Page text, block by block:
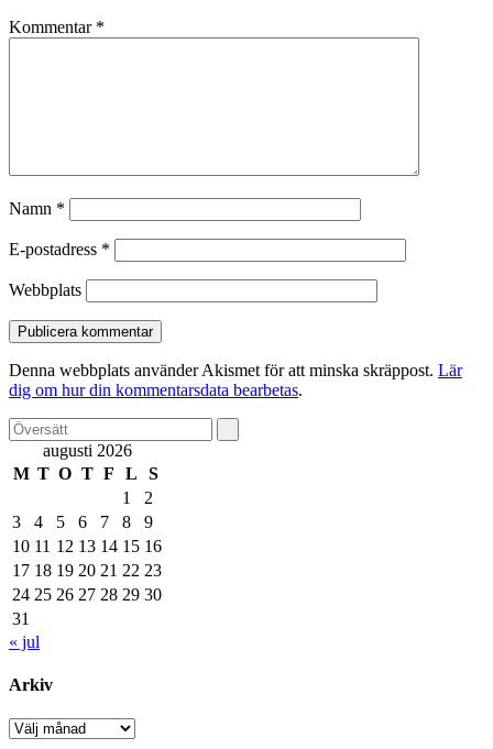
Kommentar *
Namn *
E-postadress *
Webbplats
Denna webbplats använder Akismet för att minska skräppost. Lär
dig om hur din kommentarsdata bearbetas.
augusti 2026
M T O T F L
S
1
2
3
4 5 6 7 8
9
10 11 12 13 14 15 16
17 18 19 20 21 22 23
24 25 26 27 28 29 30
31
« jul
Arkiv
Arkiv